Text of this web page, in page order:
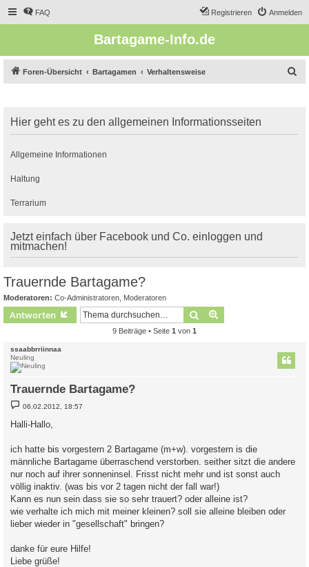
FAQ Anmelden
Registrieren
Bartagame-Info.de
Foren-Übersicht Bartagamen Verhaltensweise
e
Hier geht es zu den allgemeinen Informationsseiten
Allgemeine Informationen
Haltung
Terrarium
Jetzt einfach über Facebook und Co. einloggen und
mitmachen!
Trauernde Bartagame?
Moderatoren: Co-Administratoren Moderatoren
Antworten Suche
9 Beiträge • Seite 1 von 1
ssaabbrriinnaa
Neuling
Trauernde Bartagame?
B
e
i
t
g
06.02.2012, 18:57
Halli-Hallo,
ich hatte bis vorgestern 2 Bartagame (m+w). vorgestern is die
männliche Bartagame überraschend verstorben. seither sitzt die andere
nur noch auf ihrer sonneninsel. Frisst nicht mehr und ist sonst auch
völlig inaktiv. (was bis vor 2 tagen nicht der fall war!)
Kann es nun sein dass sie so sehr trauert? oder alleine ist?
wie verhalte ich mich mit meiner kleinen? soll sie alleine bleiben oder
lieber wieder in "gesellschaft" bringen?
danke für eure Hilfe!
Liebe grüße!